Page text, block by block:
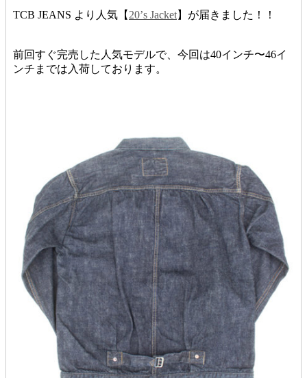
TCB JEANS より人気【 20’s Jacket】が届きました！！
前回すぐ完売した人気モデルで、今回は40インチ〜46イ
ンチまでは入荷しております。